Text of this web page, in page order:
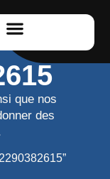
que nos
des